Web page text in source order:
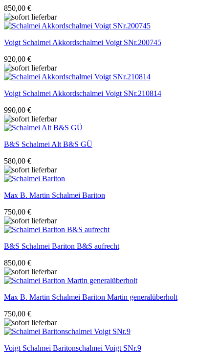
850,00 €
VoigtSchalmei Akkordschalmei Voigt SNr.200745
920,00 €
VoigtSchalmei Akkordschalmei Voigt SNr.210814
990,00 €
B&S Schalmei Alt B&S GÜ
580,00 €
Max B. Martin Schalmei Bariton
750,00 €
B&S Schalmei Bariton B&S aufrecht
850,00 €
Max B. Martin Schalmei Bariton Martin generalüberholt
750,00 €
VoigtSchalmei Baritonschalmei Voigt SNr.9